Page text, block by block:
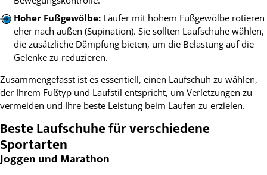
Hoher Fußgewölbe:Läufer mit hohem Fußgewölbe rotieren
eher nach außen (Supination). Sie sollten Laufschuhe wählen,
die zusätzliche Dämpfung bieten, um die Belastung auf die
Gelenke zu reduzieren.
Zusammengefasst ist es essentiell, einen Laufschuh zu wählen,
der Ihrem Fußtyp und Laufstil entspricht, um Verletzungen zu
vermeiden und Ihre beste Leistung beim Laufen zu erzielen.
Beste Laufschuhe für verschiedene
Sportarten
Joggen und Marathon